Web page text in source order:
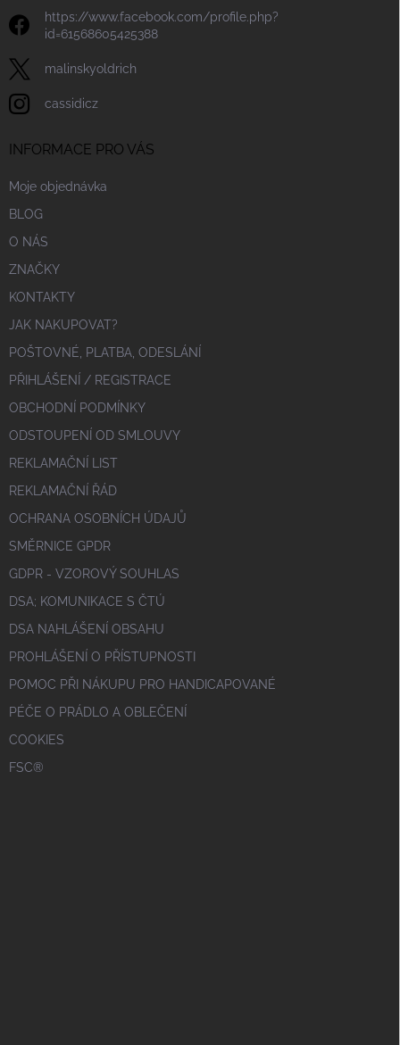
https://www.facebook.com/profile.php?
id=61568605425388
malinskyoldrich
cassidicz
INFORMACE PRO VÁS
Moje objednávka
BLOG
O NÁS
ZNAČKY
KONTAKTY
JAK NAKUPOVAT?
POŠTOVNÉ, PLATBA, ODESLÁNÍ
PŘIHLÁŠENÍ / REGISTRACE
OBCHODNÍ PODMÍNKY
ODSTOUPENÍ OD SMLOUVY
REKLAMAČNÍ LIST
REKLAMAČNÍ ŘÁD
OCHRANA OSOBNÍCH ÚDAJŮ
SMĚRNICE GPDR
GDPR - VZOROVÝ SOUHLAS
DSA; KOMUNIKACE S ČTÚ
DSA NAHLÁŠENÍ OBSAHU
PROHLÁŠENÍ O PŘÍSTUPNOSTI
POMOC PŘI NÁKUPU PRO HANDICAPOVANÉ
PÉČE O PRÁDLO A OBLEČENÍ
COOKIES
FSC®